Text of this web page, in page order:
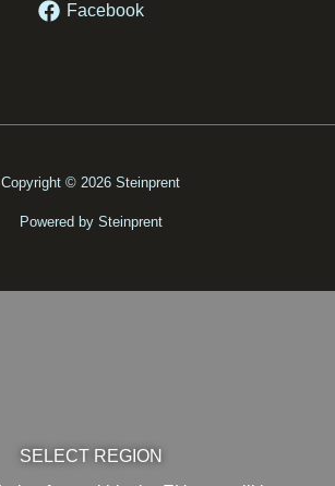
Facebook
Copyright © 2026 Steinprent
Powered by Steinprent
SELECT REGION